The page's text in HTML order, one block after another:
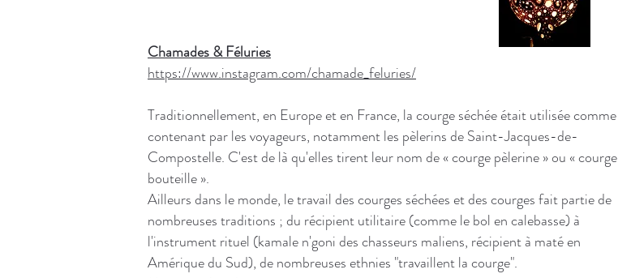
Chamades & Féluries
https://www.instagram.com/chamade_feluries/
Traditionnellement, en Europe et en France, la courge séchée était utilisée comme
contenant par les voyageurs, notamment les pèlerins de Saint-Jacques-de-
Compostelle. C'est de là qu'elles tirent leur nom de « courge pèlerine » ou « courge
bouteille ».
Ailleurs dans le monde, le travail des courges séchées et des courges fait partie de
nombreuses traditions ; du récipient utilitaire (comme le bol en calebasse) à
l'instrument rituel (kamale n'goni des chasseurs maliens, récipient à maté en
Amérique du Sud), de nombreuses ethnies "travaillent la courge".